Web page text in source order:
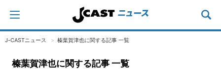
J-CASTニュース 榛葉賀津也に関する記事 一覧
榛葉賀津也に関する記事 一覧